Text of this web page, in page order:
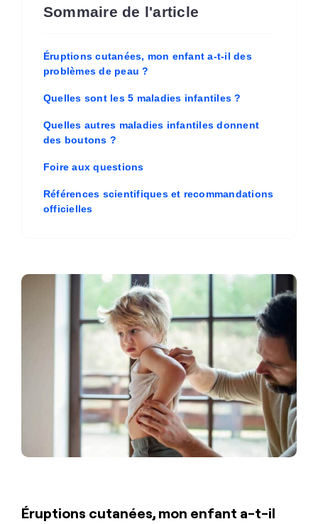
Sommaire de l'article
Éruptions cutanées, mon enfant a-t-il des
problèmes de peau ?
Quelles sont les 5 maladies infantiles ?
Quelles autres maladies infantiles donnent
des boutons ?
Foire aux questions
Références scientifiques et recommandations
officielles
Éruptions cutanées, mon enfant a-t-il